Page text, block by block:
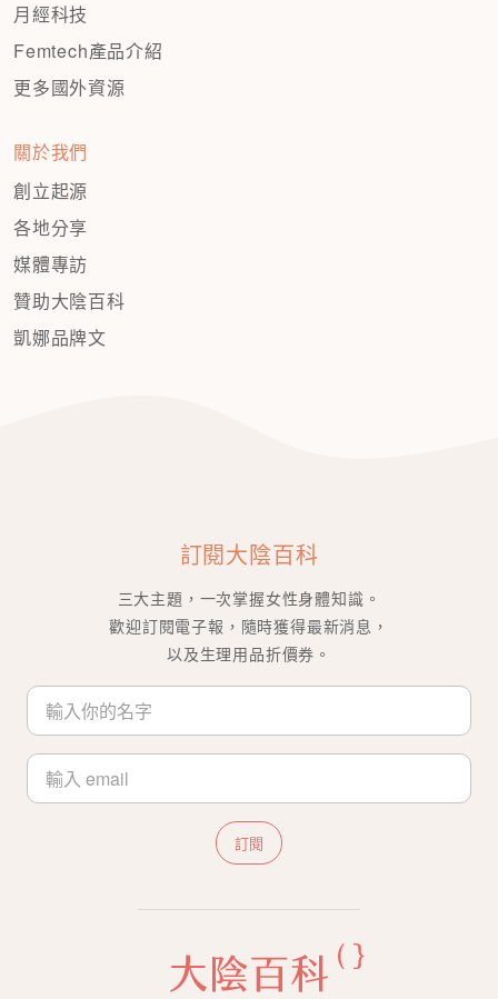
月經科技
Femtech產品介紹
更多國外資源
關於我們
創立起源
各地分享
媒體專訪
贊助大陰百科
凱娜品牌文
訂閱大陰百科
三大主題，一次掌握女性身體知識。
歡迎訂閱電子報，隨時獲得最新消息，
以及生理用品折價券。
訂閱